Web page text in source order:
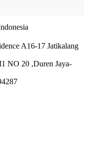
A16-17 Jatikalang
NO 20 ,Duren Jaya-